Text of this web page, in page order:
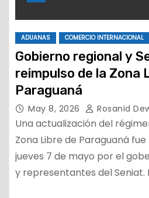
ADUANAS COMERCIO INTERNACIONAL
Gobierno regional y
reimpulso de la Zona
Paraguaná
May 8, 2026 Rosanid
Una actualización del
Zona Libre de Paraguaná
jueves 7 de mayo por el
y representantes del Seniat.